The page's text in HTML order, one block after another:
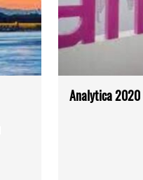
Analytica 2020